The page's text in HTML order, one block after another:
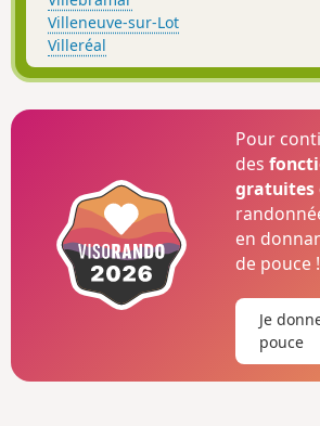
Villeneuve-sur-Lot
Villeréal
Pour
des
gratuites
en
de pouce !
Je
pouce